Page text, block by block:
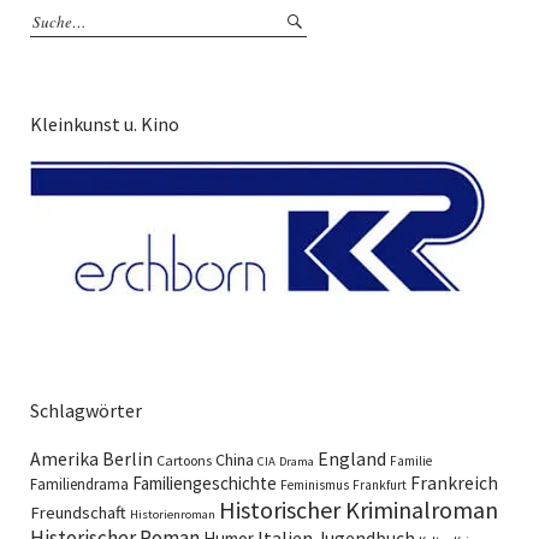
Kleinkunst u. Kino
Schlagwörter
Amerika Berlin Cartoons China CIA Drama England Familie
Familiendrama Familiengeschichte Feminismus Frankfurt Frankreich
Freundschaft Historienroman Historischer Kriminalroman